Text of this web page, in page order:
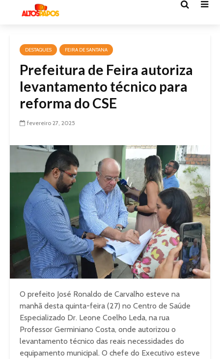
DESTAQUES FEIRA DE SANTANA
Prefeitura de Feira autoriza
levantamento técnico para
reforma do CSE
fevereiro 27, 2025
O prefeito José Ronaldo de Carvalho esteve na
manhã desta quinta-feira (27) no Centro de Saúde
Especializado Dr. Leone Coelho Leda, na rua
Professor Germiniano Costa, onde autorizou o
levantamento técnico das reais necessidades do
equipamento municipal. O chefe do Executivo esteve